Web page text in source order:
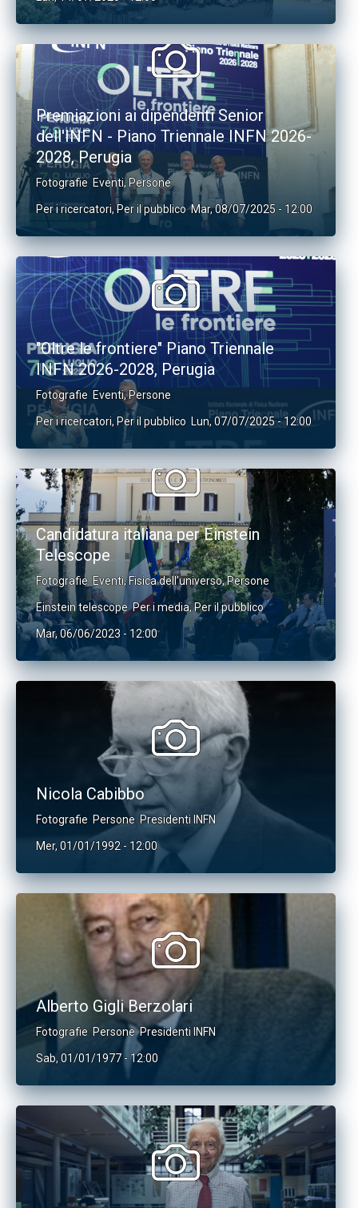
Premiazioni ai dipendenti Senior
dell'INFN - Piano Triennale INFN 2026-
2028, Perugia
Fotografie Eventi, Persone
Per i ricercatori,Per il pubblico Mar, 08/07/2025 - 12:00
"Oltre le frontiere" Piano Triennale
INFN 2026-2028, Perugia
Fotografie Eventi,Persone
Per i ricercatori, Per il pubblico Lun, 07/07/2025 - 12:00
Candidatura italiana per Einstein
Telescope
Fotografie Eventi, Fisica dell’universo,Persone
Einstein telescope Per i media,Per il pubblico
Mar, 06/06/2023 - 12:00
Nicola Cabibbo
Fotografie Persone Presidenti INFN
Mer, 01/01/1992 - 12:00
Alberto Gigli Berzolari
Fotografie Persone Presidenti INFN
Sab, 01/01/1977 - 12:00